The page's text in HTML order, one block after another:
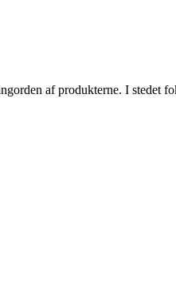
af produkterne. I stedet